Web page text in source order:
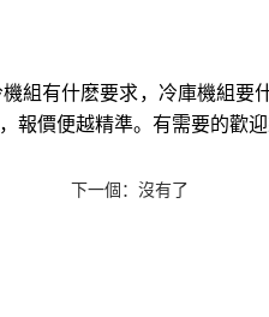
組有什麽要求，冷庫機組要
報價便越精準。有需要的歡迎
下一個：沒有了